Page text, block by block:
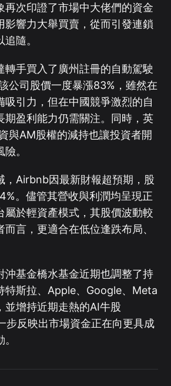
再次印證了市場中大佬們的資金
響力大舉買賣，從而引發連鎖
隨。
轉手買入了廣州註冊的自動駕駛
公司股價一度暴漲83%，雖然在
吸引力，但在中國競爭激烈的自
期盈利能力仍需關注。同時，英
與AM股權的減持也讓投資者開
。
，Airbnb因最新財報超預期，股
。儘管其營收與利潤均呈現正
屬於輕資產模式，其股價波動較
言，更適合在低位逢跌布局、
沖基金橋水基金近期也調整了持
特斯拉、Apple、Google、Meta
並增持近期走熱的AI牛股
步反映出市場資金正在向更具成